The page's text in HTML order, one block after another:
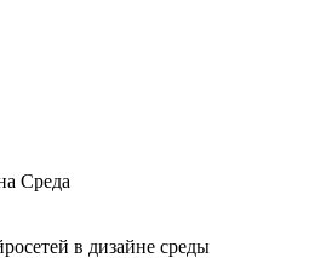
Среда
в дизайне среды